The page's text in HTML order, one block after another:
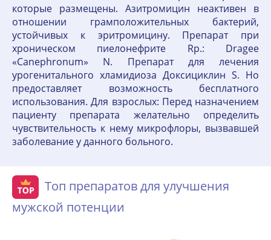
которые размещены. Азитромицин неактивен в
отношении грамположительных бактерий,
устойчивых к эритромицину. Препарат при
хроническом пиелонефрите Rp.: Dragee
«Canephronum» N. Препарат для лечения
урогенитального хламидиоза Доксициклин S. Но
предоставляет возможность бесплатного
использования. Для взрослых: Перед назначением
пациенту препарата желательно определить
чувствительность к нему микрофлоры, вызвавшей
заболевание у данного больного.
Топ препаратов для улучшения
мужской потенции